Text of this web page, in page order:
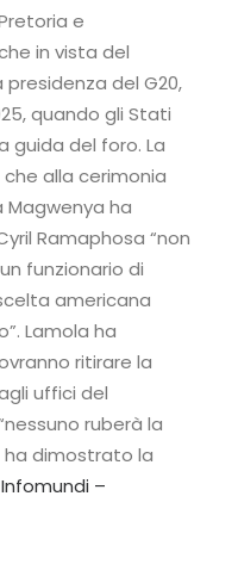
e
in vista del
del G20,
quando gli Stati
guida del foro. La
alla cerimonia
Magwenya ha
Ramaphosa “non
funzionario di
americana
Lamola ha
ritirare la
uffici del
ruberà la
dimostrato la
–